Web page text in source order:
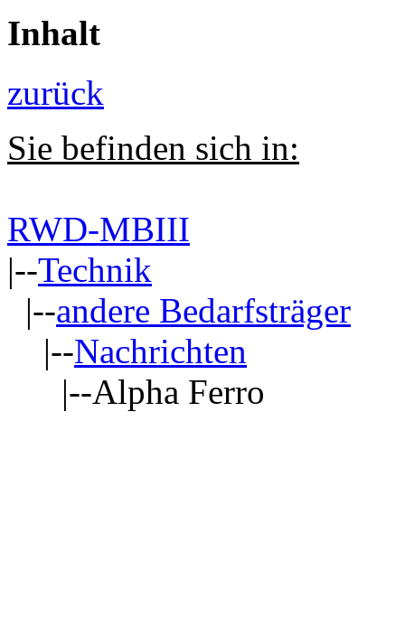
Inhalt
zurück
Sie befinden sich in:
RWD-MBIII
|--Technik
|--andere Bedarfsträger
|--Nachrichten
|--Alpha Ferro